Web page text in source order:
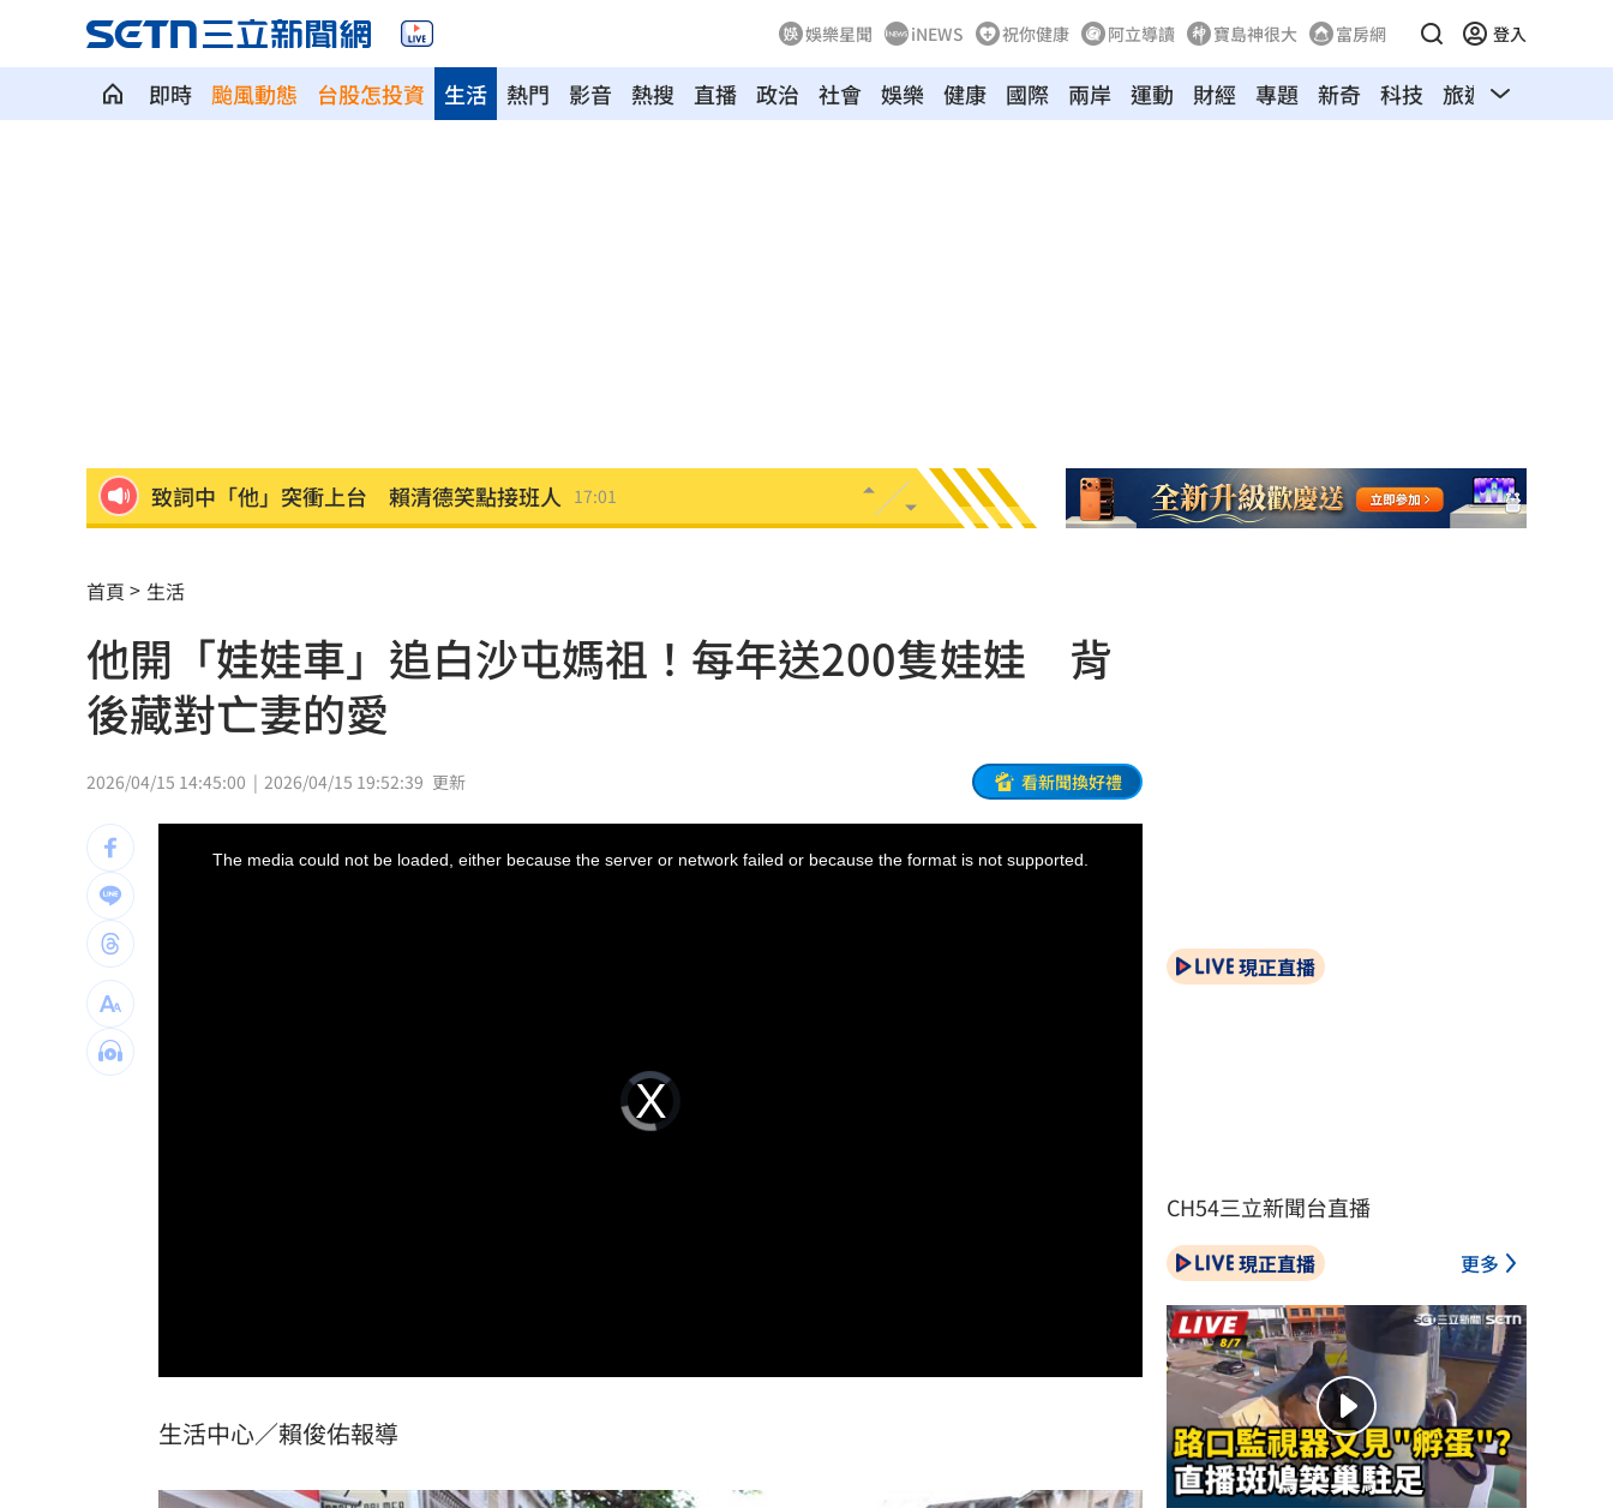
娛樂星聞 iNEWS 祝你健康 阿立導讀 寶島神很大 富房網 登入
即時 颱風動態 台股怎投資 熱門 影音 熱搜 直播 政治 社會 娛樂
生活 健康 國際 兩岸 運動 財經 專題 新奇 科技 旅遊 汽車
星宇航空現增3億股！認股規畫一次看 16:59
投信逆勢挺「這檔」狂掃近7千張奪買超王
南港LaLaport鷹架倒塌！北市開罰30萬 16:53
Mina同學發聲 揭她19歲半工半讀考上名校
台股風向變了！他點3改變：資金往這族群
80歲伯不甩演習硬闖…嗆警：路你家的逆？ 16:51
LIVE三立+24小時直播 15:27
三立iNEWS新聞台線上直播
台彩父親節推新刮刮樂千萬頭獎超「爸」氣 12:00
首頁 生活
他開「娃娃車」追白沙屯媽祖！每年送200隻娃娃 背
後藏對亡妻的愛
2026/04/15 14:45:00 2026/04/15 19:52:39 更新 看新聞換好禮
Video
Player
is
loading.
The media could not be loaded, either because the server or network failed or because the format is not supported.
生活中心／賴俊佑報導
現正直播
CH54三立新聞台直播
現正直播 更多